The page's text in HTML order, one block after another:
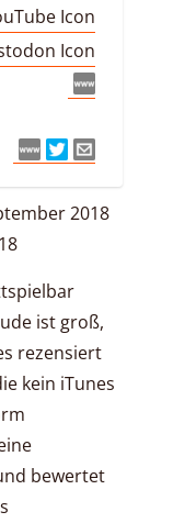
2018
ist groß,
rezensiert
kein iTunes
bewertet